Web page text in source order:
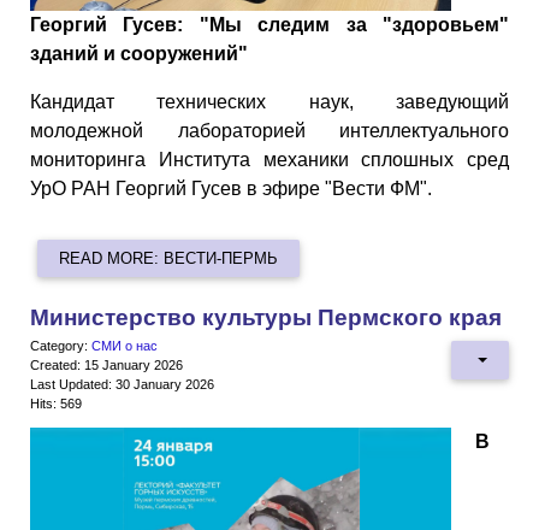
Георгий Гусев: "Мы следим за "здоровьем"
зданий и сооружений"
Кандидат технических наук, заведующий
молодежной лабораторией интеллектуального
мониторинга Института механики сплошных сред
УрО РАН Георгий Гусев в эфире "Вести ФМ".
READ MORE: ВЕСТИ-ПЕРМЬ
Министерство культуры Пермского края
Category: СМИ о нас
Created: 15 January 2026
Last Updated: 30 January 2026
Hits: 569
В